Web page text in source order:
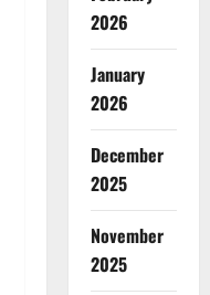
2026
January
2026
December
2025
November
2025